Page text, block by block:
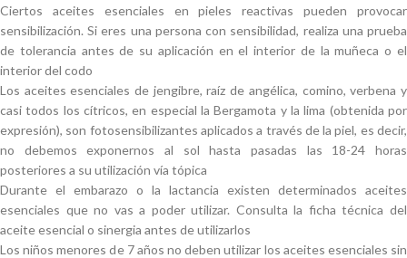
Ciertos aceites esenciales en pieles reactivas pueden provocar
sensibilización. Si eres una persona con sensibilidad, realiza una prueba
de tolerancia antes de su aplicación en el interior de la muñeca o el
interior del codo
Los aceites esenciales de jengibre, raíz de angélica, comino, verbena y
casi todos los cítricos, en especial la Bergamota y la lima (obtenida por
expresión), son fotosensibilizantes aplicados a través de la piel, es decir,
no debemos exponernos al sol hasta pasadas las 18-24 horas
posteriores a su utilización vía tópica
Durante el embarazo o la lactancia existen determinados aceites
esenciales que no vas a poder utilizar. Consulta la ficha técnica del
aceite esencial o sinergia antes de utilizarlos
Los niños menores de 7 años no deben utilizar los aceites esenciales sin